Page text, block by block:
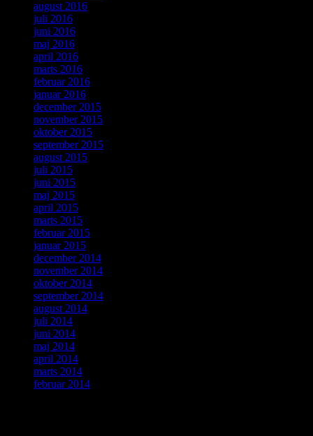
august 2016
juli 2016
juni 2016
maj 2016
april 2016
marts 2016
februar 2016
januar 2016
december 2015
november 2015
oktober 2015
september 2015
august 2015
juli 2015
juni 2015
maj 2015
april 2015
marts 2015
februar 2015
januar 2015
december 2014
november 2014
oktober 2014
september 2014
august 2014
juli 2014
juni 2014
maj 2014
april 2014
marts 2014
februar 2014